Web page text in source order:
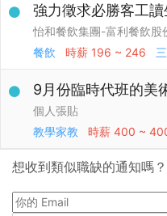
強力徵求必勝客工讀
怡和餐飲集團-富利餐飲
餐飲
時薪 196 ~ 246
9月份臨時代班的美
個人張貼
教學家教
時薪 400 ~
想收到類似職缺的通知嗎？